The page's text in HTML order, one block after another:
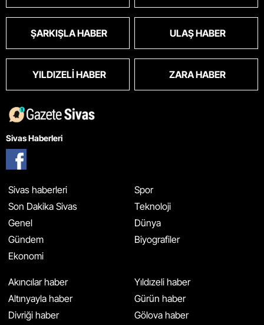
ŞARKIŞLA HABER ULAŞ HABER
YILDIZELI HABER ZARA HABER
Sivas Haberleri
Sivas haberleri
Son Dakika Sivas
Genel
Gündem
Ekonomi
Spor
Teknoloji
Dünya
Biyografiler
Akıncılar haber
Altınyayla haber
Divriği haber
Yıldızeli haber
Gürün haber
Gölova haber